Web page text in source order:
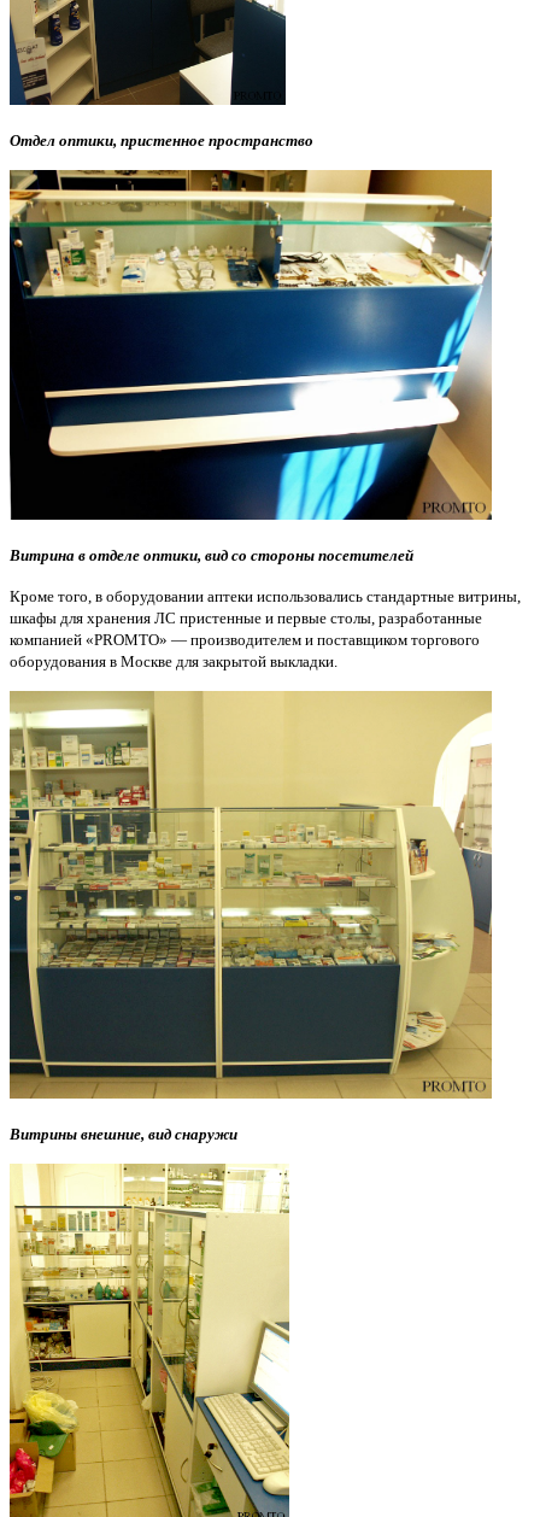
Отдел оптики, пристенное пространство
Витрина в отделе оптики, вид со стороны посетителей
Кроме того, в оборудовании аптеки использовались стандартные витрины,
шкафы для хранения ЛС пристенные и первые столы, разработанные
компанией «PROMTO» — производителем и поставщиком торгового
оборудования в Москве для закрытой выкладки.
Витрины внешние, вид снаружи